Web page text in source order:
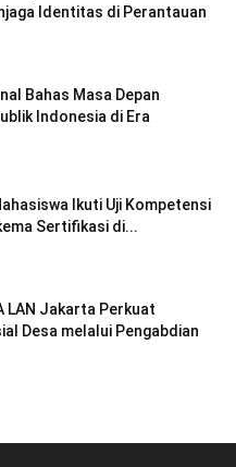
Identitas di Perantauan
Bahas Masa Depan
Indonesia di Era
Ikuti Uji Kompetensi
Sertifikasi di...
LAN Jakarta Perkuat
Desa melalui Pengabdian